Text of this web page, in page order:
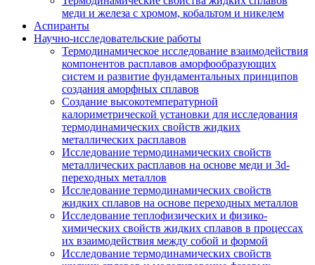
меди и железа с хромом, кобальтом и никелем
Аспиранты
Научно-исследовательские работы
Термодинамическое исследование взаимодействия
компонентов расплавов аморфообразующих
систем и развитие фундаментальных принципов
создания аморфных сплавов
Создание высокотемпературной
калориметрической установки для исследования
термодинамических свойств жидких
металлических расплавов
Исследование термодинамических свойств
металлических расплавов на основе меди и 3d-
переходных металлов
Исследование термодинамических свойств
жидких сплавов на основе переходных металлов
Исследование теплофизических и физико-
химических свойств жидких сплавов в процессах
их взаимодействия между собой и формой
Исследование термодинамических свойств